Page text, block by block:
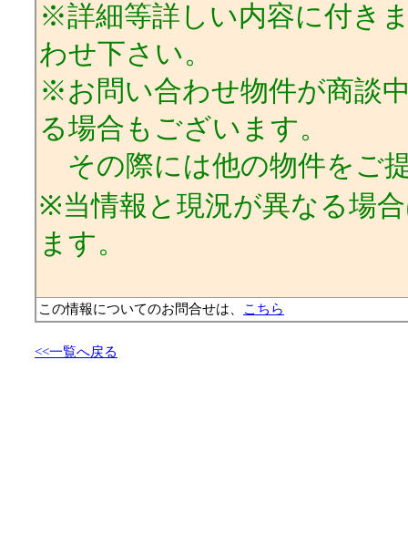
※詳細等詳しい内容に付き
わせ下さい。
※お問い合わせ物件が商談
る場合もございます。
その際には他の物件をご
※当情報と現況が異なる場
ます。
この情報についてのお問合せは、 こちら
<<一覧へ戻る